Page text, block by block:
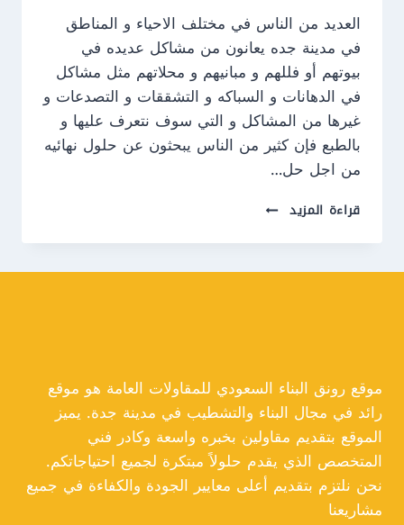
العديد من الناس في مختلف الاحياء و المناطق
في مدينة جده يعانون من مشاكل عديده في
بيوتهم أو فللهم و مبانيهم و محلاتهم مثل مشاكل
في الدهانات و السباكه و التشققات و التصدعات و
غيرها من المشاكل و التي سوف نتعرف عليها و
بالطبع فإن كثير من الناس يبحثون عن حلول نهائيه
من اجل حل…
قراءة المزيد مقاول
جدة
موقع رونق البناء السعودي للمقاولات العامة هو موقع
رائد في مجال البناء والتشطيب في مدينة جدة. يميز
الموقع بتقديم مقاولين بخبره واسعة وكادر فني
المتخصص الذي يقدم حلولاً مبتكرة لجميع احتياجاتكم.
نحن نلتزم بتقديم أعلى معايير الجودة والكفاءة في جميع
مشاريعنا